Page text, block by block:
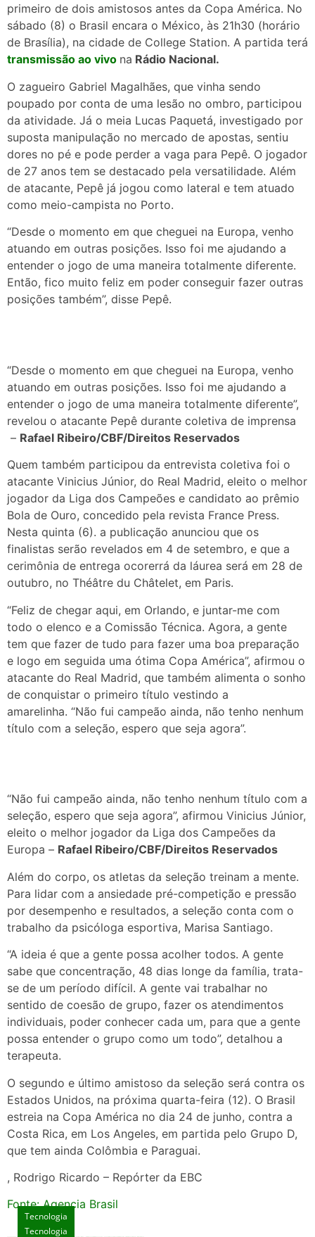
primeiro de dois amistosos antes da Copa América. No
sábado (8) o Brasil encara o México, às 21h30 (horário
de Brasília), na cidade de College Station. A partida terá
transmissão ao vivo na Rádio Nacional.
O zagueiro Gabriel Magalhães, que vinha sendo
poupado por conta de uma lesão no ombro, participou
da atividade. Já o meia Lucas Paquetá, investigado por
suposta manipulação no mercado de apostas, sentiu
dores no pé e pode perder a vaga para Pepê. O jogador
de 27 anos tem se destacado pela versatilidade. Além
de atacante, Pepê já jogou como lateral e tem atuado
como meio-campista no Porto.
“Desde o momento em que cheguei na Europa, venho
atuando em outras posições. Isso foi me ajudando a
entender o jogo de uma maneira totalmente diferente.
Então, fico muito feliz em poder conseguir fazer outras
posições também”, disse Pepê.
“Desde o momento em que cheguei na Europa, venho
atuando em outras posições. Isso foi me ajudando a
entender o jogo de uma maneira totalmente diferente”,
revelou o atacante Pepê durante coletiva de imprensa
– Rafael Ribeiro/CBF/Direitos Reservados
Quem também participou da entrevista coletiva foi o
atacante Vinicius Júnior, do Real Madrid, eleito o melhor
jogador da Liga dos Campeões e candidato ao prêmio
Bola de Ouro, concedido pela revista France Press.
Nesta quinta (6). a publicação anunciou que os
finalistas serão revelados em 4 de setembro, e que a
cerimônia de entrega ocorerrá da láurea será em 28 de
outubro, no Théâtre du Châtelet, em Paris.
“Feliz de chegar aqui, em Orlando, e juntar-me com
todo o elenco e a Comissão Técnica. Agora, a gente
tem que fazer de tudo para fazer uma boa preparação
e logo em seguida uma ótima Copa América”, afirmou o
atacante do Real Madrid, que também alimenta o sonho
de conquistar o primeiro título vestindo a
amarelinha. “Não fui campeão ainda, não tenho nenhum
título com a seleção, espero que seja agora”.
“Não fui campeão ainda, não tenho nenhum título com a
seleção, espero que seja agora”, afirmou Vinicius Júnior,
eleito o melhor jogador da Liga dos Campeões da
Europa – Rafael Ribeiro/CBF/Direitos Reservados
Além do corpo, os atletas da seleção treinam a mente.
Para lidar com a ansiedade pré-competição e pressão
por desempenho e resultados, a seleção conta com o
trabalho da psicóloga esportiva, Marisa Santiago.
“A ideia é que a gente possa acolher todos. A gente
sabe que concentração, 48 dias longe da família, trata-
se de um período difícil. A gente vai trabalhar no
sentido de coesão de grupo, fazer os atendimentos
individuais, poder conhecer cada um, para que a gente
possa entender o grupo como um todo”, detalhou a
terapeuta.
O segundo e último amistoso da seleção será contra os
Estados Unidos, na próxima quarta-feira (12). O Brasil
estreia na Copa América no dia 24 de junho, contra a
Costa Rica, em Los Angeles, em partida pelo Grupo D,
que tem ainda Colômbia e Paraguai.
, Rodrigo Ricardo – Repórter da EBC
Fonte: Agencia Brasil
Tecnologia
Tecnologia
Tecnologia